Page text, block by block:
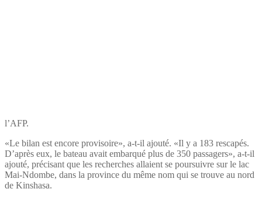
l’AFP.
«Le bilan est encore provisoire», a-t-il ajouté. «Il y a 183 rescapés.
D’après eux, le bateau avait embarqué plus de 350 passagers», a-t-il
ajouté, précisant que les recherches allaient se poursuivre sur le lac
Mai-Ndombe, dans la province du même nom qui se trouve au nord
de Kinshasa.